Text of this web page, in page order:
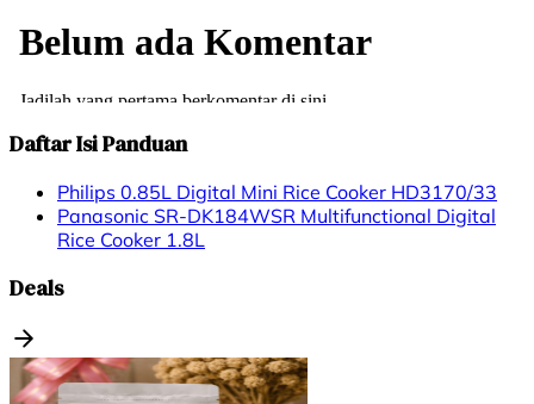
Daftar Isi Panduan
Philips 0.85L Digital Mini Rice Cooker HD3170/33
Panasonic SR-DK184WSR Multifunctional Digital
Rice Cooker 1.8L
Deals